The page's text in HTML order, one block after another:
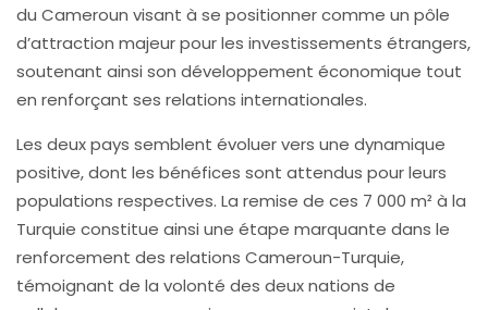
du Cameroun visant à se positionner comme un pôle
d’attraction majeur pour les investissements étrangers,
soutenant ainsi son développement économique tout
en renforçant ses relations internationales.
Les deux pays semblent évoluer vers une dynamique
positive, dont les bénéfices sont attendus pour leurs
populations respectives. La remise de ces 7 000 m² à la
Turquie constitue ainsi une étape marquante dans le
renforcement des relations Cameroun-Turquie,
témoignant de la volonté des deux nations de